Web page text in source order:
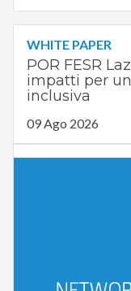
WHITE PAPER
POR FESR
impatti per
inclusiva
09 Ago 2026